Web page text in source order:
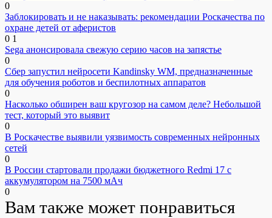
0
Заблокировать и не наказывать: рекомендации Роскачества по
охране детей от аферистов
0 1
Sega анонсировала свежую серию часов на запястье
0
Сбер запустил нейросети Kandinsky WM, предназначенные
для обучения роботов и беспилотных аппаратов
0
Насколько обширен ваш кругозор на самом деле? Небольшой
тест, который это выявит
0
В Роскачестве выявили уязвимость современных нейронных
сетей
0
В России стартовали продажи бюджетного Redmi 17 с
аккумулятором на 7500 мАч
0
Вам также может понравиться